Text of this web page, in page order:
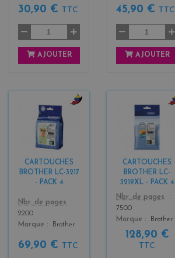
30,90 € TTC
AJOUTER
45,90 € TTC
AJOUTER
CARTOUCHES
BROTHER LC-3217
- PACK 4
Color
k
+
Nbr. de pages
2200
Marque
Brother
69,90 € TTC
CARTOUCHES
BROTHER LC-
3219XL - PACK 4
Color
k
+
3
Nbr. de pages
7500
Marque
Brother
128,90 €
TTC